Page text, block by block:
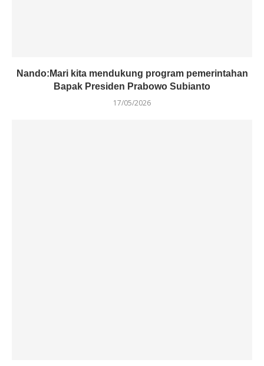
Nando:Mari kita mendukung program pemerintahan
Bapak Presiden Prabowo Subianto
17/05/2026